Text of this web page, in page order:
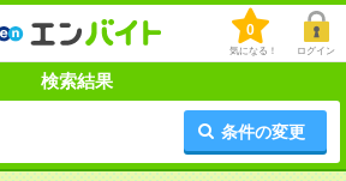
0
気になる！ ログイン
検索結果
条件の変更